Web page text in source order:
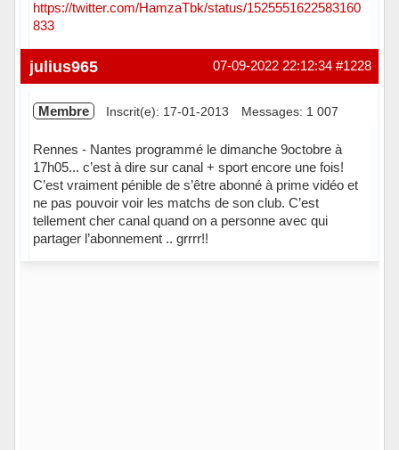
https://twitter.com/HamzaTbk/status/1525551622583160
833
Hors ligne #1228
07-09-2022 22:12:34
julius965
Membre Inscrit(e): 17-01-2013 Messages: 1 007
Rennes - Nantes programmé le dimanche 9octobre à
17h05... c’est à dire sur canal + sport encore une fois!
C’est vraiment pénible de s’être abonné à prime vidéo et
ne pas pouvoir voir les matchs de son club. C’est
tellement cher canal quand on a personne avec qui
partager l’abonnement .. grrrr!!